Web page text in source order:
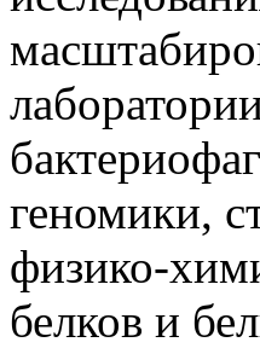
геномики,
физико-
белков и